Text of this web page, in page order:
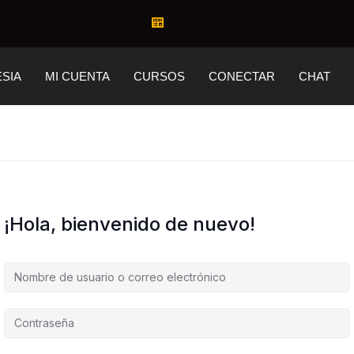
MI CUENTA CURSOS CONECTAR CHAT
¡Hola, bienvenido de nuevo!